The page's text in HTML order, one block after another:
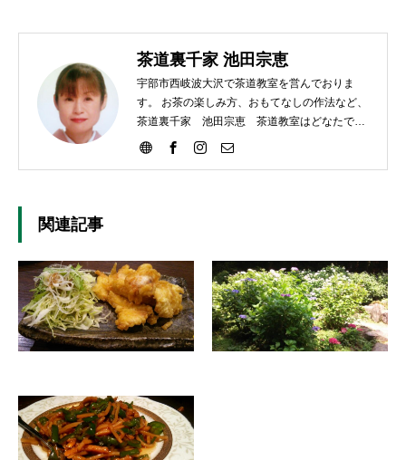
茶道裏千家 池田宗恵
宇部市西岐波大沢で茶道教室を営んでおりま
す。 お茶の楽しみ方、おもてなしの作法など、
茶道裏千家 池田宗恵 茶道教室はどなたでも
ご参加いただけます。
関連記事